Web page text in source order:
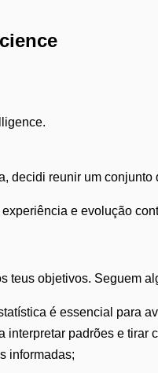
reunir um
e evolução
teus objetivos. Seguem
é essencial para
padrões e
informadas;